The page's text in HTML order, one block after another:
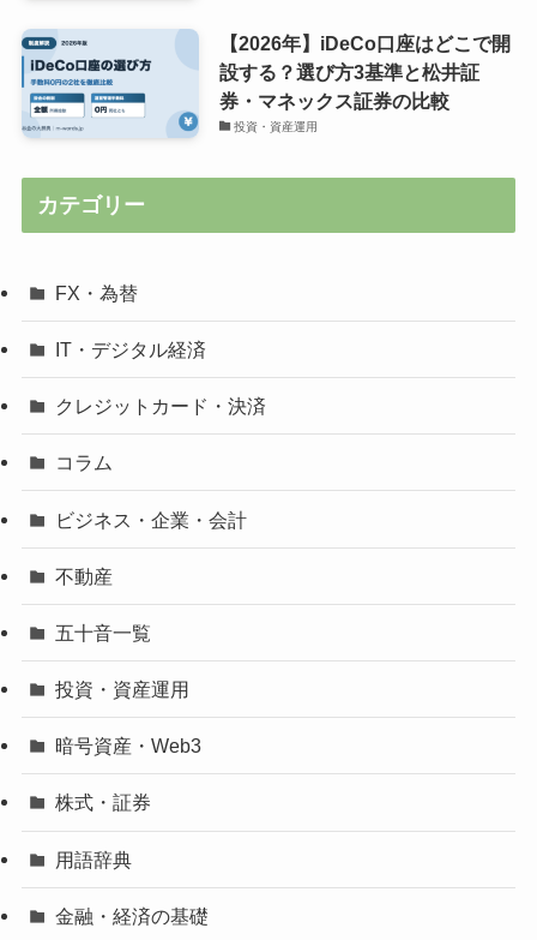
【2026年】iDeCo口座はどこで開
設する？選び方3基準と松井証
券・マネックス証券の比較
投資・資産運用
カテゴリー
FX・為替
IT・デジタル経済
クレジットカード・決済
コラム
ビジネス・企業・会計
不動産
五十音一覧
投資・資産運用
暗号資産・Web3
株式・証券
用語辞典
金融・経済の基礎